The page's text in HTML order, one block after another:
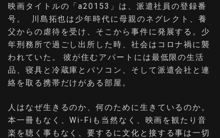
映画タイトルの「a20153」は、派遣社員の登録番
号。 川島拓也は少年時代に母親のネグレクト、養
父からの虐待を受け、そこから事件に発展する。少
年刑務所で過ごし出所した時、社会はコロナ禍に襲
われていた。 彼が住むアパートには最低限の生活
品、寝具と冷蔵庫とパソコン、そして派遣会社と連
絡を取る携帯だけがある部屋。
人はなぜ生きるのか、何のために生きているのか。
本一冊もなく、Wi-Fiも当然なく、映画を観たり音
楽を聴く事もなく、要するに文化と接する事は一切